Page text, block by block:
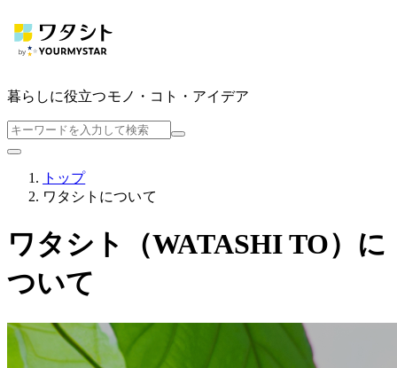
暮らしに役立つモノ・コト・アイデア
トップ
ワタシトについて
ワタシト（WATASHI TO）に
ついて